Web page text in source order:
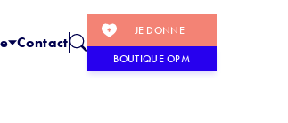
Contact
JE DONNE
BOUTIQUE OPM